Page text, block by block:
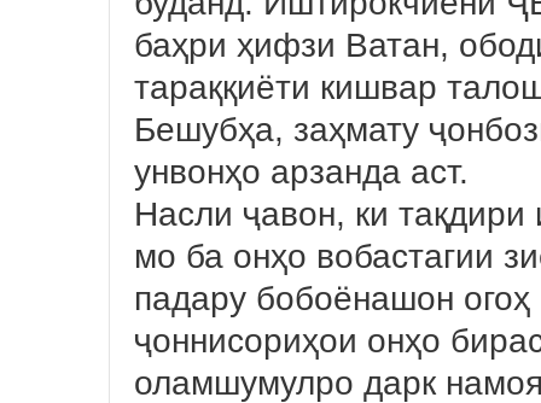
баҳри ҳифзи Ватан,
тараққиёти кишвар
Бешубҳа, заҳмату
унвонҳо арзанда аст.
Насли ҷавон, ки
мо ба онҳо вобастагии
падару бобоёнашон
ҷоннисориҳои онҳо
оламшумулро дарк